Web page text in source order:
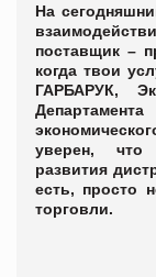
На
поставщик –
когда твои
ГАРБАРУК,
уверен, что
развития
есть, просто
торговли.